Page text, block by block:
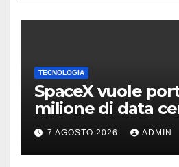
TECNOLOGIA
SpaceX vuole
milione di data
spazio: Nvidia
7 AGOSTO 2026 ADMIN